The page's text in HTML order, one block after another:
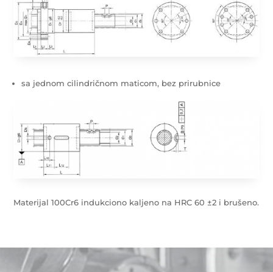
sa jednom cilindričnom maticom, bez prirubnice
Materijal 100Cr6 indukciono kaljeno na HRC 60 ±2 i brušeno.